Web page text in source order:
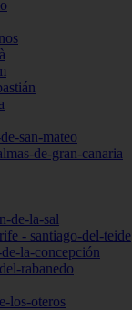
san-mateo
de-gran-canaria
de-la-sal
- santiago-del-teide
la-concepción
rabanedo
los-oteros